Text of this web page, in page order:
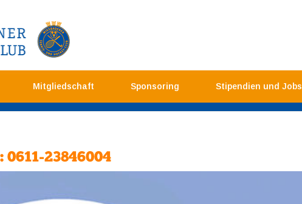
Mitgliedschaft Sponsoring Stipendien und Jobs
23846004